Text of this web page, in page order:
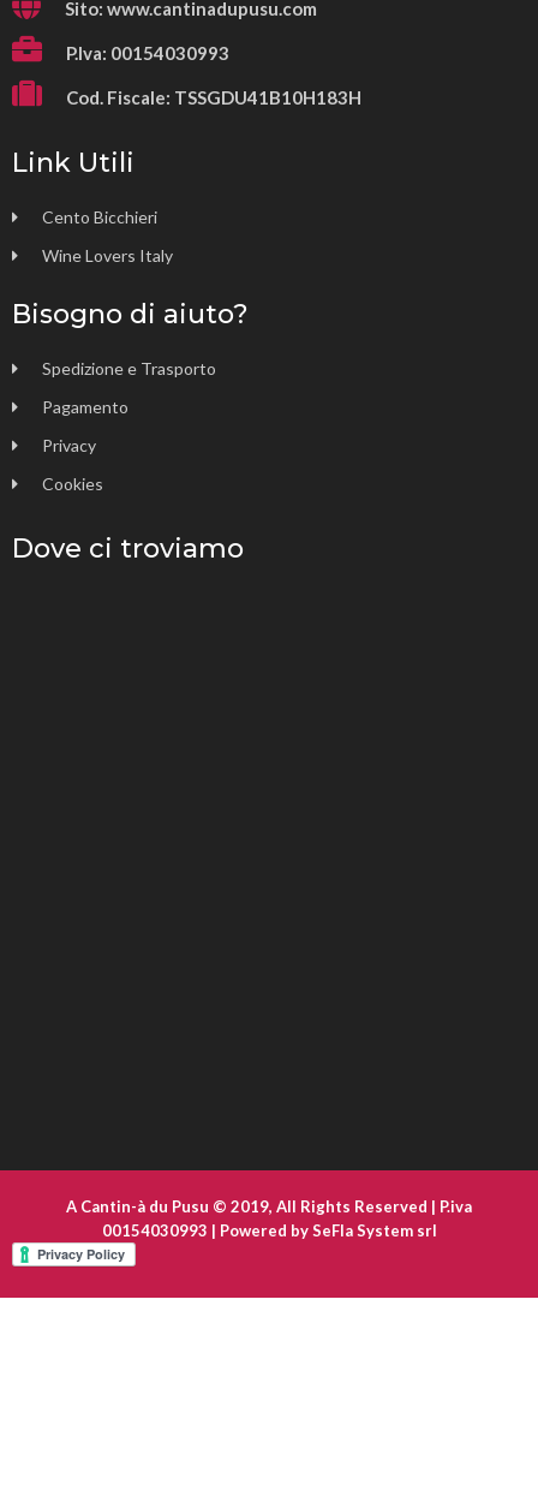
Sito: www.cantinadupusu.com
P.Iva: 00154030993
Cod. Fiscale: TSSGDU41B10H183H
Link Utili
Cento Bicchieri
Wine Lovers Italy
Bisogno di aiuto?
Spedizione e Trasporto
Pagamento
Privacy
Cookies
Dove ci troviamo
A Cantin-à du Pusu © 2019, All Rights Reserved | P.iva
00154030993 | Powered bySeFla System srl